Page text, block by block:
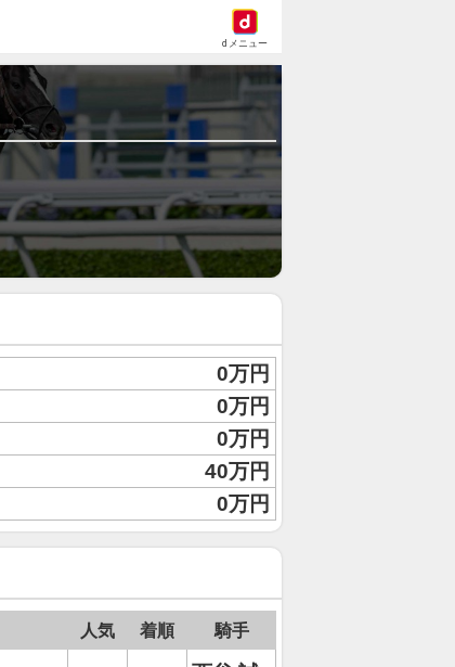
dメニュー
0万円
0万円
0万円
40万円
0万円
人気 着順 騎手